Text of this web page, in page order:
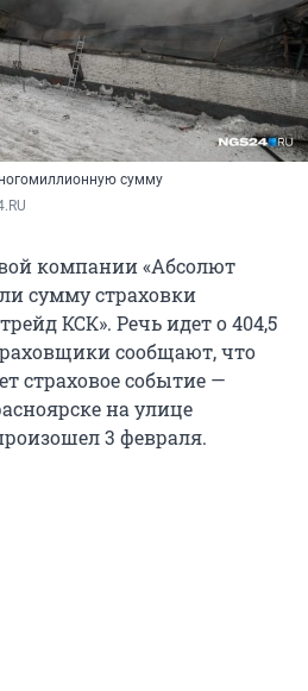
сумму
компании «Абсолют
сумму страховки
КСК». Речь идет о 404,5
сообщают, что
страховое событие —
на улице
3 февраля.